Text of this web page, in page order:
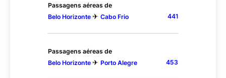
Passagens aéreas de
Belo Horizonte ✈ Cabo Frio 441
Passagens aéreas de
Belo Horizonte ✈ Porto Alegre 453